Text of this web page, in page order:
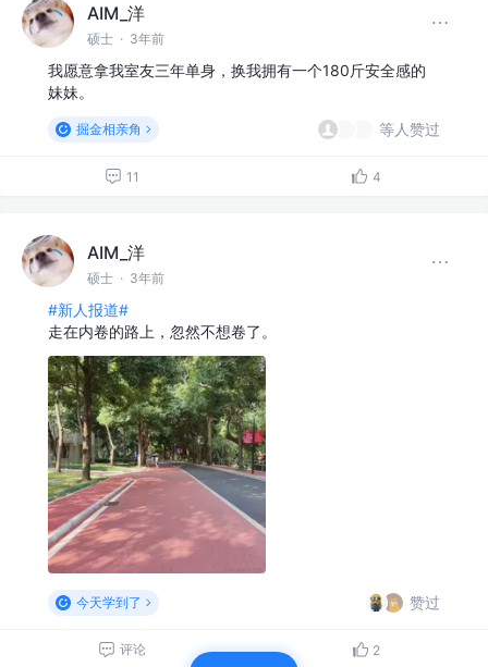
AIM_洋
硕士 · 3年前
我愿意拿我室友三年单身，换我拥有一个180斤安全感的
妹妹。
掘金相亲角 等人赞过
11 4
AIM_洋
硕士 · 3年前
#新人报道#
走在内卷的路上，忽然不想卷了。
今天学到了 赞过
评论 2